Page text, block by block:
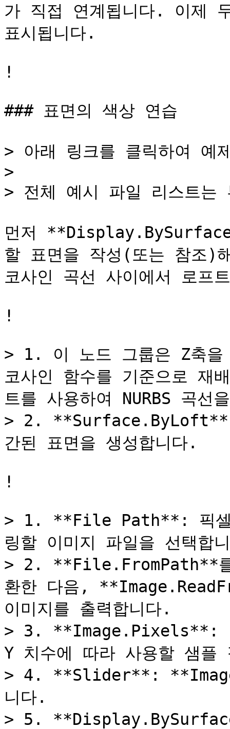
가 직접 연계됩니다. 이제
표시됩니다.
!
### 표면의 색상 연습
> 아래 링크를 클릭하여 예
>
> 전체 예시 파일 리스트는
먼저
할 표면을 작성(또는 참조)
코사인 곡선 사이에서 로프
!
> 1. 이 노드 그룹은 Z축
코사인 함수를 기준으로
트를 사용하여 NURBS 곡선
> 2. **Surface.ByLoft**:
간된 표면을 생성합니다.
!
> 1. **File Path**: 픽셀
링할 이미지 파일을 선택합
> 2. **File.FromPath**를
환한 다음,
이미지를 출력합니다.
> 3. **Image.Pixels**: 이
Y 치수에 따라 사용할 샘플
> 4. **Slider**:
니다.
> 5.